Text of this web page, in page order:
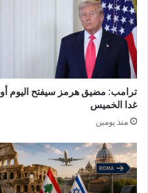
ترامب: مضيق هرمز سيفتح اليوم أو
غدا الخميس
منذ يومين